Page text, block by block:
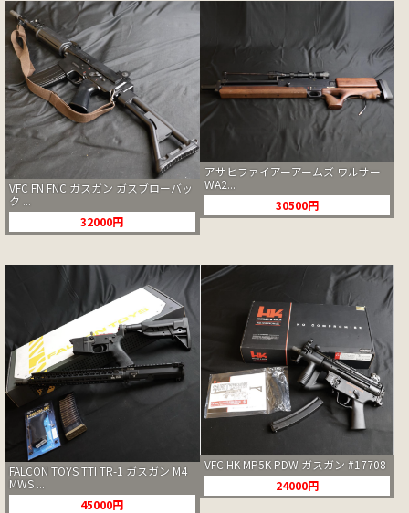
VFC FN FNC ガスガン ガスブローバッ
ク ...
32000円
アサヒファイアーアームズ ワルサー
WA2...
30500円
FALCON TOYS TTI TR-1 ガスガン M4
MWS ...
45000円
VFC HK MP5K PDW ガスガン #17708
24000円